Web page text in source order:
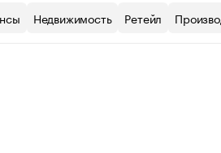
Недвижимость Ретейл